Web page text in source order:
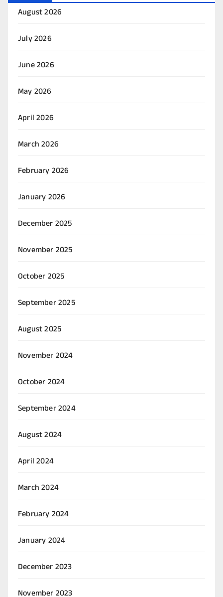
August 2026
July 2026
June 2026
May 2026
April 2026
March 2026
February 2026
January 2026
December 2025
November 2025
October 2025
September 2025
August 2025
November 2024
October 2024
September 2024
August 2024
April 2024
March 2024
February 2024
January 2024
December 2023
November 2023